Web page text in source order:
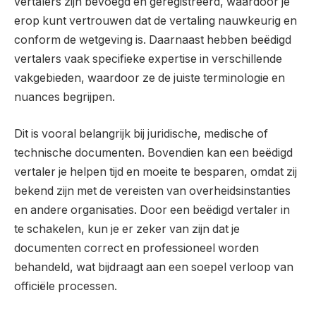
erop kunt vertrouwen dat de vertaling nauwkeurig en
conform de wetgeving is. Daarnaast hebben beëdigd
vertalers vaak specifieke expertise in verschillende
vakgebieden, waardoor ze de juiste terminologie en
nuances begrijpen.
Dit is vooral belangrijk bij juridische, medische of
technische documenten. Bovendien kan een beëdigd
vertaler je helpen tijd en moeite te besparen, omdat zij
bekend zijn met de vereisten van overheidsinstanties
en andere organisaties. Door een beëdigd vertaler in
te schakelen, kun je er zeker van zijn dat je
documenten correct en professioneel worden
behandeld, wat bijdraagt aan een soepel verloop van
officiële processen.